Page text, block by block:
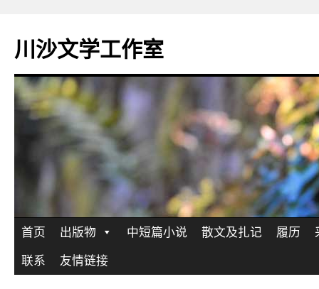
川沙文学工作室
跳
至
首页 出版物 中短篇小说 散文及扎记 履历
联系
友情链接